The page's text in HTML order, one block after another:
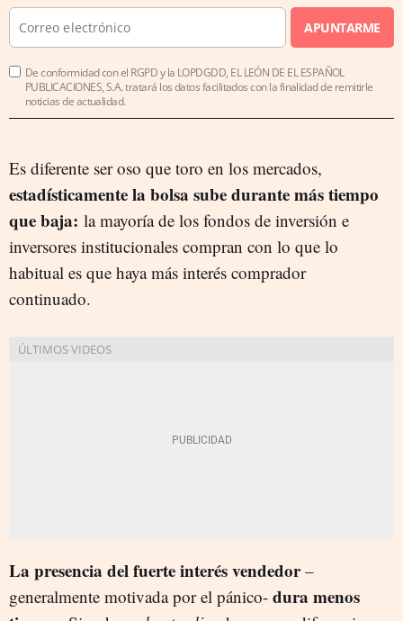
APUNTARME
De conformidad con el RGPD y la LOPDGDD, EL LEÓN DE EL ESPAÑOL
PUBLICACIONES, S.A. tratará los datos facilitados con la finalidad de remitirle
noticias de actualidad.
Es diferente ser oso que toro en los mercados,
estadísticamente la bolsa sube durante más tiempo
que baja: la mayoría de los fondos de inversión e
inversores institucionales compran con lo que lo
habitual es que haya más interés comprador
continuado.
La presencia del fuerte interés vendedor–
generalmente motivada por el pánico- dura menos